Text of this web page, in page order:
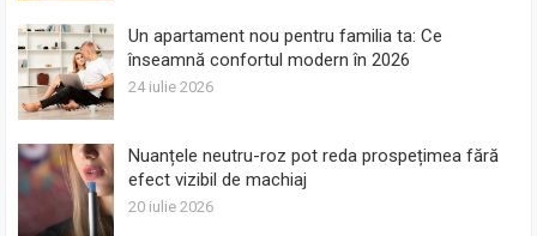
Un apartament nou pentru familia ta: Ce
înseamnă confortul modern în 2026
24 iulie 2026
Nuanțele neutru-roz pot reda prospețimea fără
efect vizibil de machiaj
20 iulie 2026